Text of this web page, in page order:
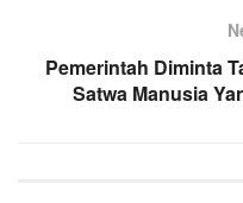
Pemerintah Diminta
Satwa Manusia